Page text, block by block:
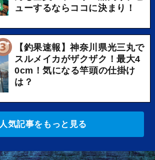
ューするならココに決まり！
【釣果速報】神奈川県光三丸で
スルメイカがザクザク！最大4
0cm！気になる竿頭の仕掛け
は？
人気記事をもっと見る